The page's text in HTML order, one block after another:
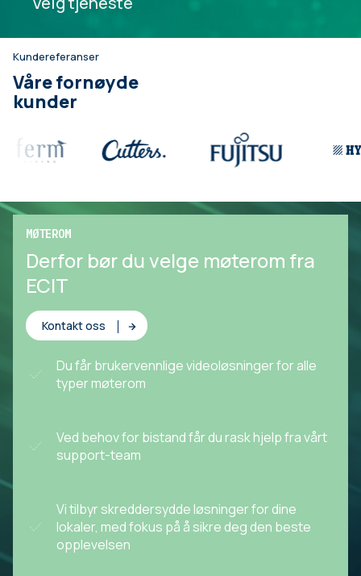
Kundereferanser
Våre fornøyde
kunder
MØTEROM
Derfor bør du velge møterom fra
ECIT
Kontakt oss
Du får brukervennlige videoløsninger for alle
typer møterom
Ved behov for bistand får du rask hjelp fra vårt
support-team
Vi tilbyr skreddersydde løsninger for dine
lokaler, med fokus på å sikre deg den beste
opplevelsen